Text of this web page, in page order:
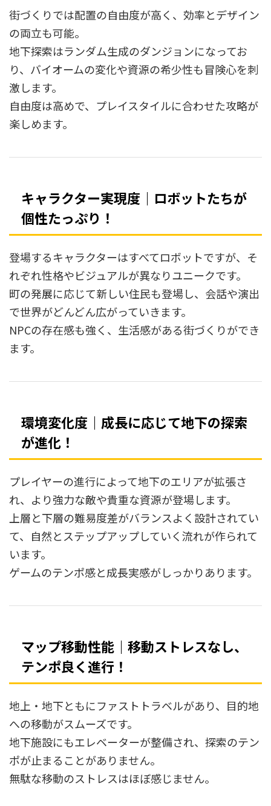
街づくりでは配置の自由度が高く、効率とデザイン
の両立も可能。
地下探索はランダム生成のダンジョンになってお
り、バイオームの変化や資源の希少性も冒険心を刺
激します。
自由度は高めで、プレイスタイルに合わせた攻略が
楽しめます。
キャラクター実現度｜ロボットたちが
個性たっぷり！
登場するキャラクターはすべてロボットですが、そ
れぞれ性格やビジュアルが異なりユニークです。
町の発展に応じて新しい住民も登場し、会話や演出
で世界がどんどん広がっていきます。
NPCの存在感も強く、生活感がある街づくりができ
ます。
環境変化度｜成長に応じて地下の探索
が進化！
プレイヤーの進行によって地下のエリアが拡張さ
れ、より強力な敵や貴重な資源が登場します。
上層と下層の難易度差がバランスよく設計されてい
て、自然とステップアップしていく流れが作られて
います。
ゲームのテンポ感と成長実感がしっかりあります。
マップ移動性能｜移動ストレスなし、
テンポ良く進行！
地上・地下ともにファストトラベルがあり、目的地
への移動がスムーズです。
地下施設にもエレベーターが整備され、探索のテン
ポが止まることがありません。
無駄な移動のストレスはほぼ感じません。